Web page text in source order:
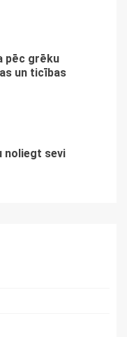
pēc grēku
un ticības
noliegt sevi